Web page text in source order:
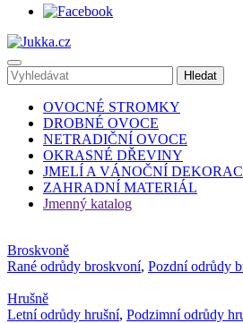
OVOCNÉ STROMKY
DROBNÉ OVOCE
NETRADIČNÍ OVOCE
OKRASNÉ DŘEVINY
JMELÍ A VÁNOČNÍ
ZAHRADNÍ MATERIÁL
Jmenný katalog
Broskvoně
Rané odrůdy broskvoní, Pozdní odrůdy
Hrušně
Letní odrůdy hrušní, Podzimní odrůdy